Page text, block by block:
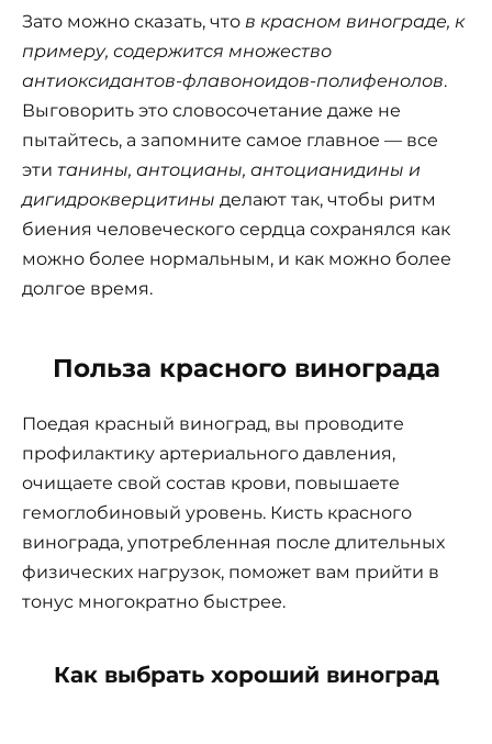
Зато можно сказать, что в красном винограде, к
примеру, содержится множество
антиоксидантов-флавоноидов-полифенолов.
Выговорить это словосочетание даже не
пытайтесь, а запомните самое главное — все
эти танины, антоцианы, антоцианидины и
дигидрокверцитины делают так, чтобы ритм
биения человеческого сердца сохранялся как
можно более нормальным, и как можно более
долгое время.
Польза красного винограда
Поедая красный виноград, вы проводите
профилактику артериального давления,
очищаете свой состав крови, повышаете
гемоглобиновый уровень. Кисть красного
винограда, употребленная после длительных
физических нагрузок, поможет вам прийти в
тонус многократно быстрее.
Как выбрать хороший виноград